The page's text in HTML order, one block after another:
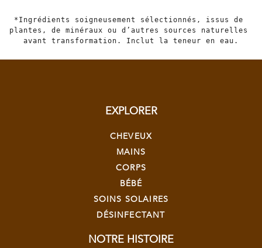
*Ingrédients soigneusement sélectionnés, issus de
plantes, de minéraux ou d’autres sources naturelles
avant transformation. Inclut la teneur en eau.
EXPLORER
CHEVEUX
MAINS
CORPS
BÉBÉ
SOINS SOLAIRES
DÉSINFECTANT
NOTRE HISTOIRE